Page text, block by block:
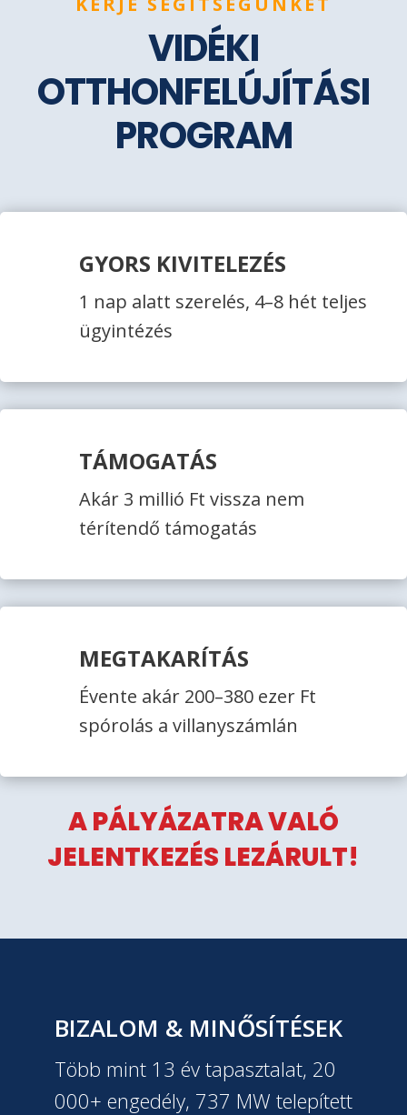
VIDÉKI
OTTHONFELÚJÍTÁSI
PROGRAM
GYORS KIVITELEZÉS
1 nap alatt szerelés, 4–8 hét teljes
ügyintézés
TÁMOGATÁS
Akár 3 millió Ft vissza nem
térítendő támogatás
MEGTAKARÍTÁS
Évente akár 200–380 ezer Ft
spórolás a villanyszámlán
A PÁLYÁZATRA VALÓ
JELENTKEZÉS LEZÁRULT!
BIZALOM & MINŐSÍTÉSEK
Több mint 13 év tapasztalat, 20
000+ engedély, 737 MW telepített